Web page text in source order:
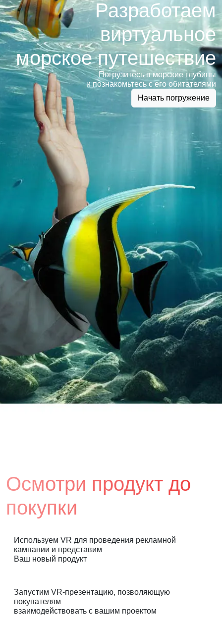
Разработаем
виртуальное
морское путешествие
Погрузитесь в морские глубины
и познакомьтесь с его обитателями
Начать погружение
Осмотри продукт до
покупки
Используем VR для проведения рекламной
кампании и представим
Ваш новый продукт
Запустим VR-презентацию, позволяющую
покупателям
взаимодействовать с вашим проектом